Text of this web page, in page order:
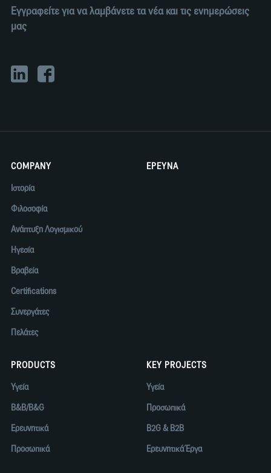
Εγγραφείτε για να λαμβάνετε τα νέα και τις ενημερώσεις
μας
COMPANY
Ιστορία
Φιλοσοφία
Ανάπτυξη Λογισμικού
Ηγεσία
Βραβεία
Certifications
Συνεργάτες
Πελάτες
ΕΡΕΥΝΑ
PRODUCTS
Υγεία
B&B/B&G
Ερευνητικά
Προσωπικά
KEY PROJECTS
Υγεία
Προσωπικά
B2G & B2B
Ερευνητικά Έργα